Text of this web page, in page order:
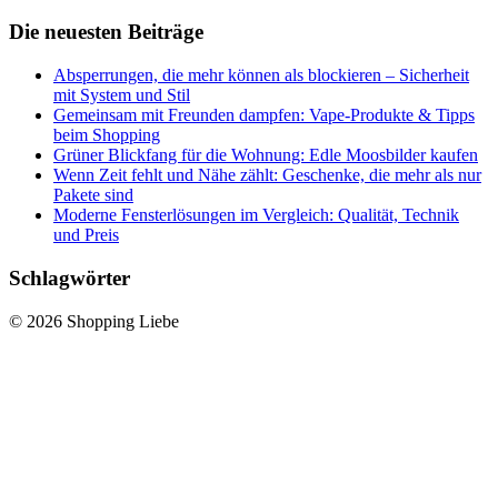
Die neuesten Beiträge
Absperrungen, die mehr können als blockieren – Sicherheit
mit System und Stil
Gemeinsam mit Freunden dampfen: Vape-Produkte & Tipps
beim Shopping
Grüner Blickfang für die Wohnung: Edle Moosbilder kaufen
Wenn Zeit fehlt und Nähe zählt: Geschenke, die mehr als nur
Pakete sind
Moderne Fensterlösungen im Vergleich: Qualität, Technik
und Preis
Schlagwörter
© 2026 Shopping Liebe